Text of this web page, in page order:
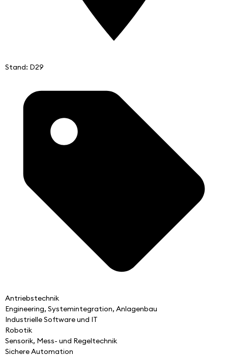
Stand: D29
Antriebstechnik
Engineering, Systemintegration, Anlagenbau
Industrielle Software und IT
Robotik
Sensorik, Mess- und Regeltechnik
Sichere Automation